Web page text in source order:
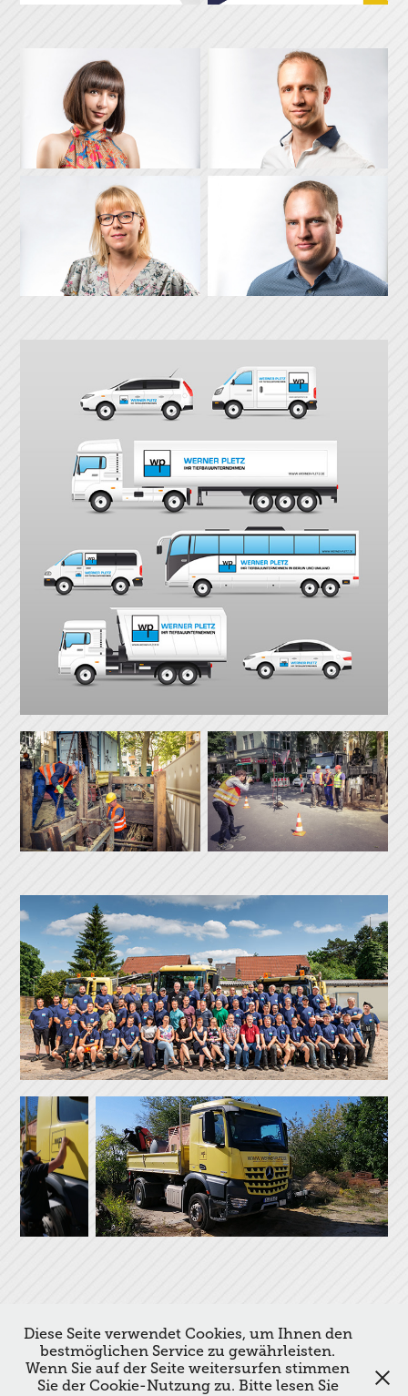
Diese Seite verwendet Cookies, um Ihnen den
bestmöglichen Service zu gewährleisten.
Wenn Sie auf der Seite weitersurfen stimmen
Sie der Cookie-Nutzung zu. Bitte lesen Sie